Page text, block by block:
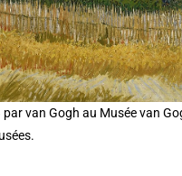
par van Gogh au Musée van